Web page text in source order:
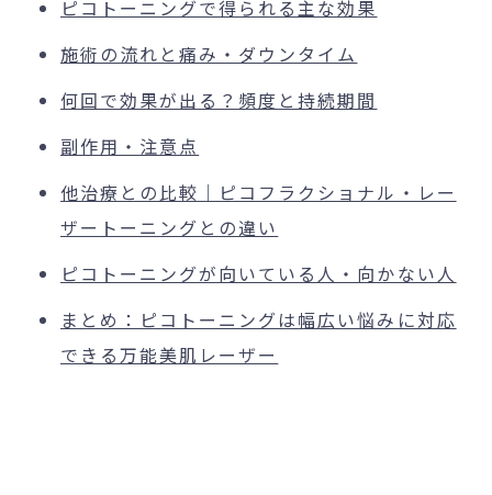
ピコトーニングで得られる主な効果
施術の流れと痛み・ダウンタイム
何回で効果が出る？頻度と持続期間
副作用・注意点
他治療との比較｜ピコフラクショナル・レー
ザートーニングとの違い
ピコトーニングが向いている人・向かない人
まとめ：ピコトーニングは幅広い悩みに対応
できる万能美肌レーザー